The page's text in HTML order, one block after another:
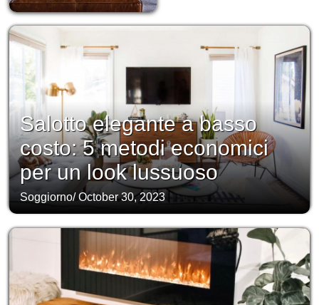
Salotto elegante a basso
costo: 5 metodi economici
per un look lussuoso
Soggiorno/October 30, 2023